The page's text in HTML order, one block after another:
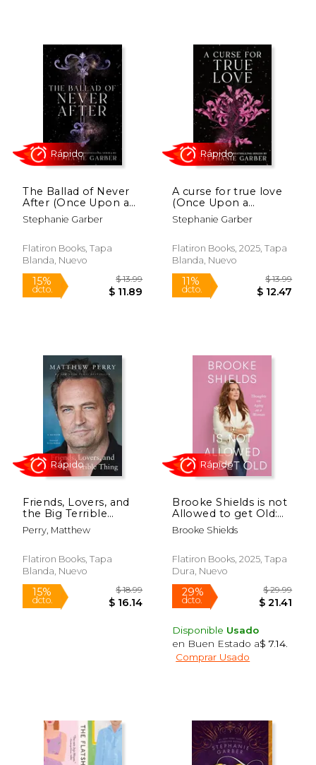
The Ballad of Never
After (Once Upon a
Broken Heart, 2) (en
Inglés)
Stephanie Garber
Flatiron Books, Tapa
Blanda, Nuevo
15%
dcto.
Rápido
A curse for true love
(Once Upon a
Broken Heart) (en
Inglés)
Stephanie Garber
Flatiron Books, 2025, Tapa
Blanda, Nuevo
11%
dcto.
Rápido
Friends, Lovers, and
the Big Terrible
Thing: A Memoir (en
Inglés)
Perry, Matthew
Flatiron Books, Tapa
Blanda, Nuevo
15%
dcto.
Rápido
Brooke Shields is not
Allowed to get Old:
Thoughts on Aging as
a Woman (en Inglés)
Brooke Shields
Flatiron Books, 2025, Tapa
Dura, Nuevo
29%
dcto.
Disponible Usado
en Buen Estado a$ 7.14
Comprar Usado